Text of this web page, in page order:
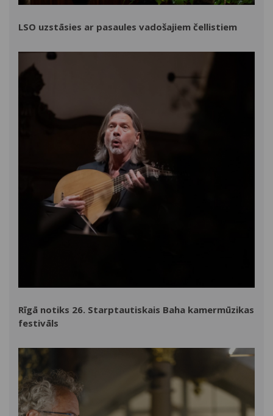
LSO uzstāsies ar pasaules vadošajiem čellistiem
Rīgā notiks 26. Starptautiskais Baha kamermūzikas
festivāls